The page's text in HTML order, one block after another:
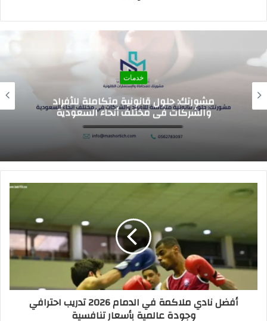
خدمات
اسعار الرسوم الدراسيه للمدارس العالميه في
السعوديه 2026
أفضل نادي ملاكمة في الدمام 2026 تدريب احترافي
وجودة عالمية بأسعار تنافسية